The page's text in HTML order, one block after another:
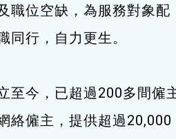
職位空缺，為服務對象配
同行，自力更生。
至今，已超過200多間僱
絡僱主，提供超過20,000